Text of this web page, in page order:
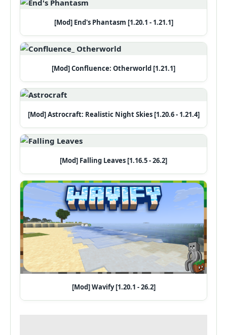
[Mod] End's Phantasm [1.20.1 - 1.21.1]
[Mod] Confluence: Otherworld [1.21.1]
[Mod] Astrocraft: Realistic Night Skies [1.20.6 - 1.21.4]
[Mod] Falling Leaves [1.16.5 - 26.2]
[Mod] Wavify [1.20.1 - 26.2]